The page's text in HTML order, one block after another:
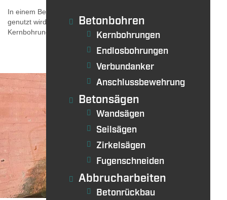
In einem Betonbunker in Bremen, der als Oldtimergarage
genutzt wird, haben wir in mehreren Wänden 900er
Kernbohrungen (DM: 90 cm) als Fensteröffnungen ausgeführt.
•
Betonbohren
Kernbohrungen
Endlosbohrungen
Verbundanker
Anschlussbewehrung
Betonsägen
Wandsägen
Seilsägen
Zirkelsägen
Fugenschneiden
Abbrucharbeiten
Betonrückbau